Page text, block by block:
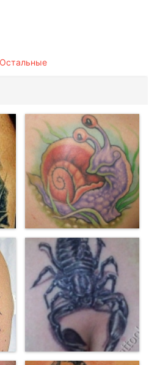
Остальные